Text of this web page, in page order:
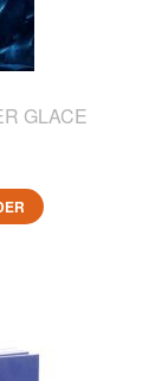
GLACE